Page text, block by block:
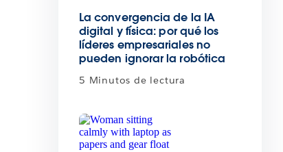
La convergencia de la IA
digital y física: por qué los
líderes empresariales no
pueden ignorar la robótica
5 Minutos de lectura